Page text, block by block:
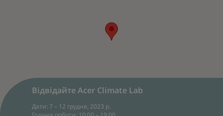
Відвідайте Acer Climate Lab
Дати: 7 – 12 грудня, 2023 р.